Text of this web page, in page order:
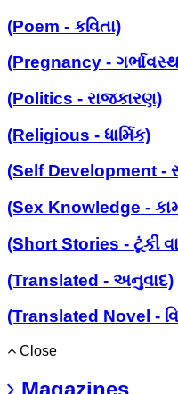
(Poem - કવિતા)
(Pregnancy -
(Politics - રાજકારણ)
(Religious - ધાર્મિક)
(Self Development -
(Sex Knowledge -
(Short Stories - ટૂંકી
(Translated - અનુવાદ)
(Translated Novel -
Close
Magazines